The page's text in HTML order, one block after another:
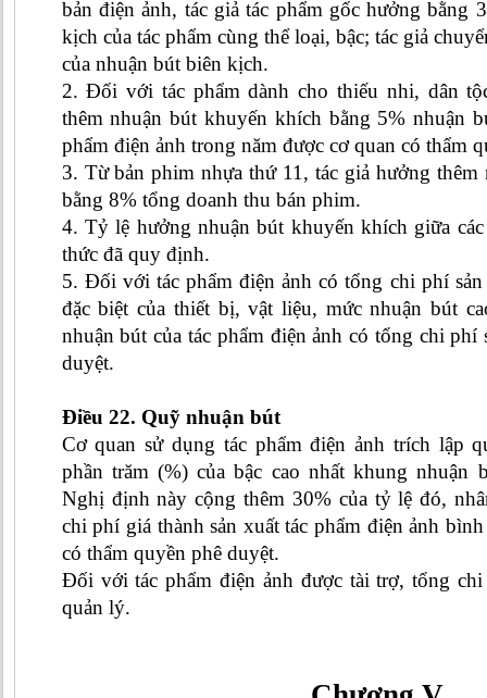
bản điện ảnh, tác giả tác phẩm gốc hưởng bằng
kịch của tác phẩm cùng thể loại, bậc; tác giả
của nhuận bút biên kịch.
2. Đối với tác phẩm dành cho thiếu nhi, dân
thêm nhuận bút khuyến khích bằng 5% nhuận
phẩm điện ảnh trong năm được cơ quan có thẩm
3. Từ bản phim nhựa thứ 11, tác giả hưởng
bằng 8% tổng doanh thu bán phim.
4. Tỷ lệ hưởng nhuận bút khuyến khích giữa
thức đã quy định.
5. Đối với tác phẩm điện ảnh có tổng chi phí sản
đặc biệt của thiết bị, vật liệu, mức nhuận bút
nhuận bút của tác phẩm điện ảnh có tổng chi phí
duyệt.
Điều 22. Quỹ nhuận bút
Cơ quan sử dụng tác phẩm điện ảnh trích lập
phần trăm (%) của bậc cao nhất khung
Nghị định này cộng thêm 30% của tỷ lệ đó,
chi phí giá thành sản xuất tác phẩm điện ảnh
có thẩm quyền phê duyệt.
Đối với tác phẩm điện ảnh được tài trợ, tổng
quản lý.